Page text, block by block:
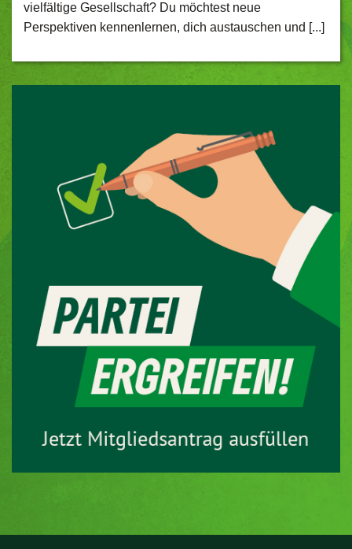
vielfältige Gesellschaft? Du möchtest neue
Perspektiven kennenlernen, dich austauschen und [...]